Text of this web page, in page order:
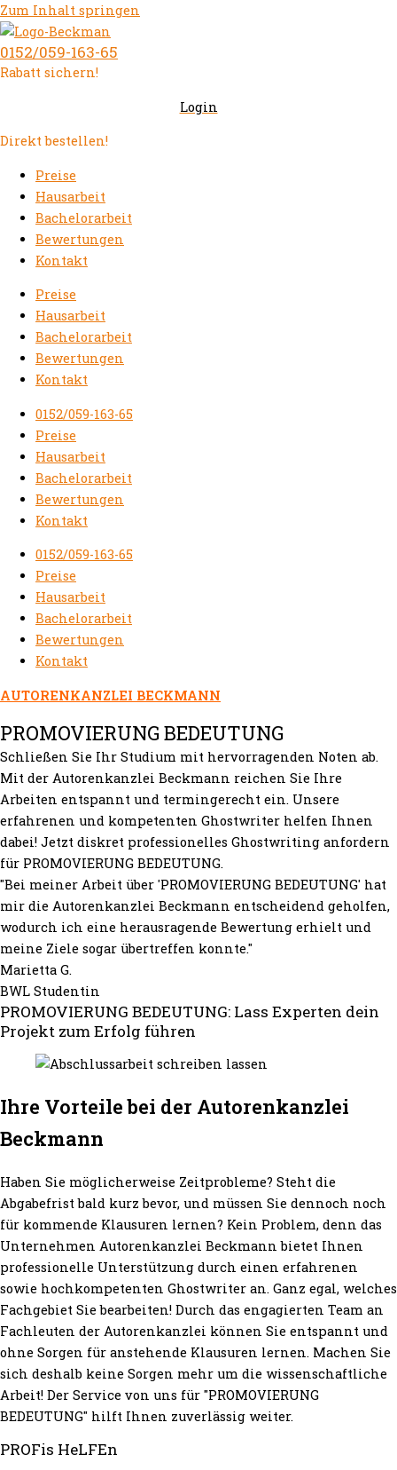
Zum Inhalt springen
0152/059-163-65
Rabatt sichern!
Login
Direkt bestellen!
Preise
Hausarbeit
Bachelorarbeit
Bewertungen
Kontakt
Preise
Hausarbeit
Bachelorarbeit
Bewertungen
Kontakt
0152/059-163-65
Preise
Hausarbeit
Bachelorarbeit
Bewertungen
Kontakt
0152/059-163-65
Preise
Hausarbeit
Bachelorarbeit
Bewertungen
Kontakt
AUTORENKANZLEI BECKMANN
PROMOVIERUNG BEDEUTUNG
Schließen Sie Ihr Studium mit hervorragenden Noten ab.
Mit der Autorenkanzlei Beckmann reichen Sie Ihre
Arbeiten entspannt und termingerecht ein. Unsere
erfahrenen und kompetenten Ghostwriter helfen Ihnen
dabei! Jetzt diskret professionelles Ghostwriting anfordern
für PROMOVIERUNG BEDEUTUNG.
"Bei meiner Arbeit über 'PROMOVIERUNG BEDEUTUNG' hat
mir die Autorenkanzlei Beckmann entscheidend geholfen,
wodurch ich eine herausragende Bewertung erhielt und
meine Ziele sogar übertreffen konnte."
Marietta G.
BWL Studentin
PROMOVIERUNG BEDEUTUNG: Lass Experten dein
Projekt zum Erfolg führen
Ihre Vorteile bei der Autorenkanzlei
Beckmann
Haben Sie möglicherweise Zeitprobleme? Steht die
Abgabefrist bald kurz bevor, und müssen Sie dennoch noch
für kommende Klausuren lernen? Kein Problem, denn das
Unternehmen Autorenkanzlei Beckmann bietet Ihnen
professionelle Unterstützung durch einen erfahrenen
sowie hochkompetenten Ghostwriter an. Ganz egal, welches
Fachgebiet Sie bearbeiten! Durch das engagierten Team an
Fachleuten der Autorenkanzlei können Sie entspannt und
ohne Sorgen für anstehende Klausuren lernen. Machen Sie
sich deshalb keine Sorgen mehr um die wissenschaftliche
Arbeit! Der Service von uns für "PROMOVIERUNG
BEDEUTUNG" hilft Ihnen zuverlässig weiter.
PROFis HeLFEn